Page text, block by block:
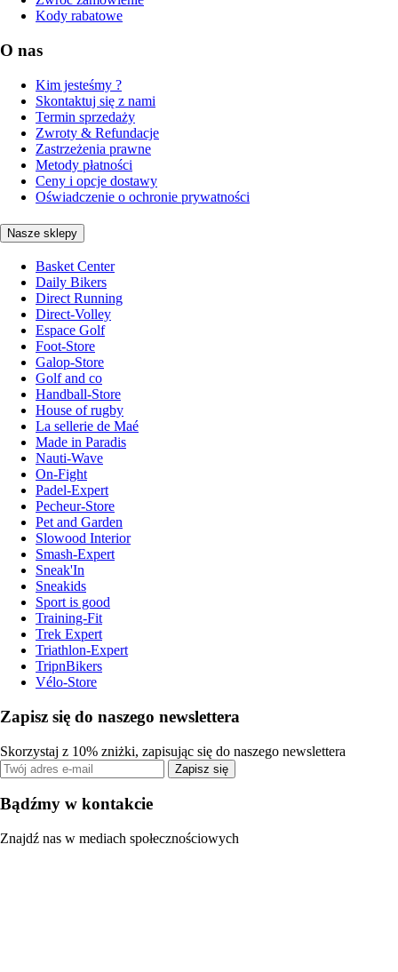
Kody rabatowe
O nas
Kim jesteśmy ?
Skontaktuj się z nami
Termin sprzedaży
Zwroty & Refundacje
Zastrzeżenia prawne
Metody płatności
Ceny i opcje dostawy
Oświadczenie o ochronie prywatności
Nasze sklepy
Basket Center
Daily Bikers
Direct Running
Direct-Volley
Espace Golf
Foot-Store
Galop-Store
Golf and co
Handball-Store
House of rugby
La sellerie de Maé
Made in Paradis
Nauti-Wave
On-Fight
Padel-Expert
Pecheur-Store
Pet and Garden
Slowood Interior
Smash-Expert
Sneak'In
Sneakids
Sport is good
Training-Fit
Trek Expert
Triathlon-Expert
TripnBikers
Vélo-Store
Zapisz się do naszego newslettera
Skorzystaj z 10% zniżki, zapisując się do naszego newslettera
Zapisz się
Bądźmy w kontakcie
Znajdź nas w mediach społecznościowych